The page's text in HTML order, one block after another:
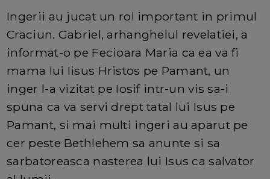
Ingerii au jucat un rol important in primul
Craciun. Gabriel, arhanghelul revelatiei, a
informat-o pe Fecioara Maria ca ea va fi
mama lui Iisus Hristos pe Pamant, un
inger l-a vizitat pe Iosif intr-un vis sa-i
spuna ca va servi drept tatal lui Isus pe
Pamant, si mai multi ingeri au aparut pe
cer peste Bethlehem sa anunte si sa
sarbatoreasca nasterea lui Isus ca salvator